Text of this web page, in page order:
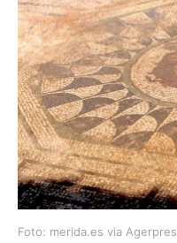
Foto: merida.es via Agerpres